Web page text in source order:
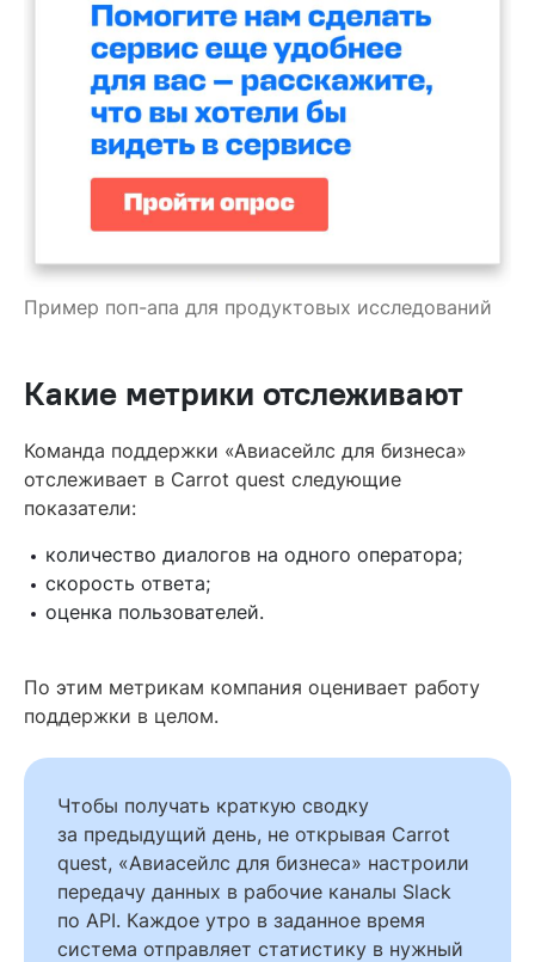
Пример поп-апа для продуктовых исследований
Какие метрики отслеживают
Команда поддержки «Авиасейлс для бизнеса»
отслеживает в Carrot quest следующие
показатели:
количество диалогов на одного оператора;
скорость ответа;
оценка пользователей.
По этим метрикам компания оценивает работу
поддержки в целом.
Чтобы получать краткую сводку
за предыдущий день, не открывая Carrot
quest, «Авиасейлс для бизнеса» настроили
передачу данных в рабочие каналы Slack
по API. Каждое утро в заданное время
система отправляет статистику в нужный